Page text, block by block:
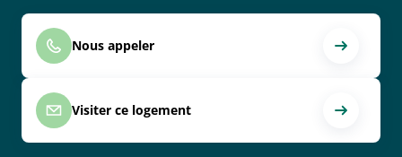
Nous appeler
Visiter ce logement